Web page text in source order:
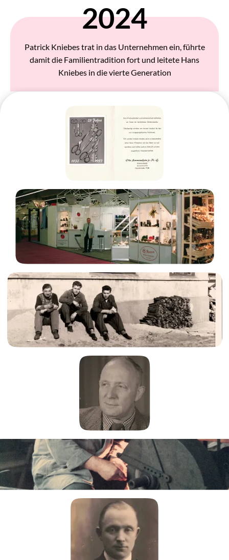
2024
Patrick Kniebes trat in das Unternehmen ein, führte
damit die Familientradition fort und leitete Hans
Kniebes in die vierte Generation